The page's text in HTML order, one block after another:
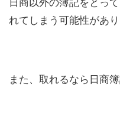
日商以外の簿記をとっ
れてしまう可能性があり
また、取れるなら日商